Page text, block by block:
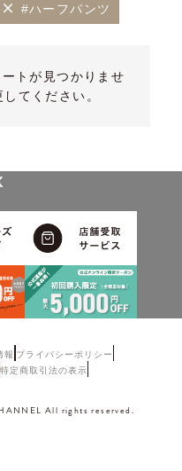
#ハーフパンツ
トが見つかりませ
てください。
報 プライバシーポリシー
特定商取引法の表示
All rights reserved.